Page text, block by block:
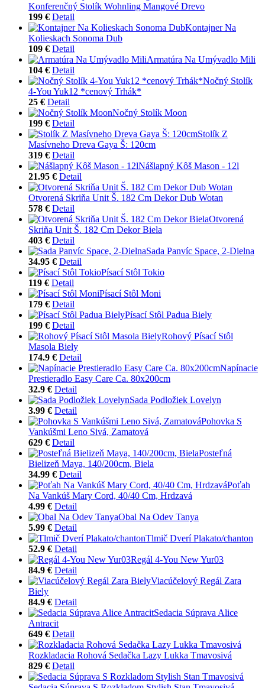
Konferenčný Stolík Wohnling Mangové Drevo
199 € Detail
Kontajner Na
Kolieskach Sonoma Dub
109 € Detail
Armatúra Na Umývadlo Mili
104 € Detail
Nočný Stolík
4-You Yuk12 *cenový Trhák*
25 € Detail
Nočný Stolík Moon
199 € Detail
Stolík Z
Masívneho Dreva Gaya Š: 120cm
319 € Detail
Nášlapný Kôš Mason - 12l
21.95 € Detail
Otvorená Skriňa Unit Š. 182 Cm Dekor Dub Wotan
578 € Detail
Otvorená
Skriňa Unit Š. 182 Cm Dekor Biela
403 € Detail
Sada Panvíc Space, 2-Dielna
34.95 € Detail
Písací Stôl Tokio
119 € Detail
Písací Stôl Moni
179 € Detail
Písací Stôl Padua Biely
199 € Detail
Rohový Písací Stôl
Masola Biely
174.9 € Detail
Napínacie
Prestieradlo Easy Care Ca. 80x200cm
32.9 € Detail
Sada Podložiek Lovelyn
3.99 € Detail
Pohovka S
Vankúšmi Leno Sivá, Zamatová
629 € Detail
Posteľná
Bielizeň Maya, 140/200cm, Biela
34.99 € Detail
Poťah
Na Vankúš Mary Cord, 40/40 Cm, Hrdzavá
4.99 € Detail
Obal Na Odev Tanya
5.99 € Detail
Tlmič Dverí Plakato/chanton
52.9 € Detail
Regál 4-You New Yur03
84.9 € Detail
Viacúčelový Regál Zara
Biely
84.9 € Detail
Sedacia Súprava Alice
Antracit
649 € Detail
Rozkladacia Rohová Sedačka Lazy Lukka Tmavosivá
829 € Detail